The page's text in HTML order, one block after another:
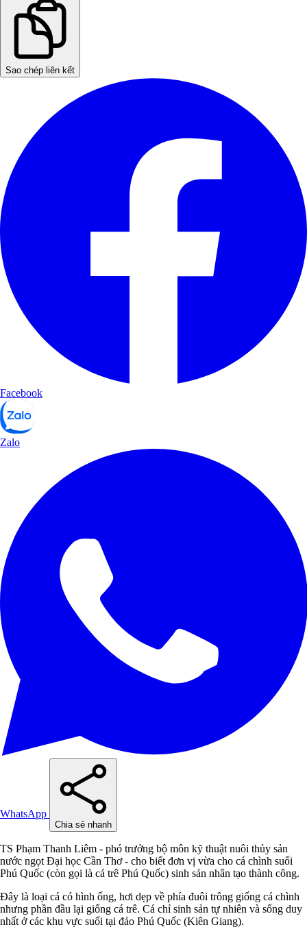
Sao chép liên kết
Facebook
Zalo
WhatsApp
Chia sẻ nhanh
TS Phạm Thanh Liêm - phó trưởng bộ môn kỹ thuật nuôi thủy sản
nước ngọt Đại học Cần Thơ - cho biết đơn vị vừa cho cá chình suối
Phú Quốc (còn gọi là cá trê Phú Quốc) sinh sản nhân tạo thành công.
Đây là loại cá có hình ống, hơi dẹp về phía đuôi trông giống cá chình
nhưng phần đầu lại giống cá trê. Cá chỉ sinh sản tự nhiên và sống duy
nhất ở các khu vực suối tại đảo Phú Quốc (Kiên Giang).